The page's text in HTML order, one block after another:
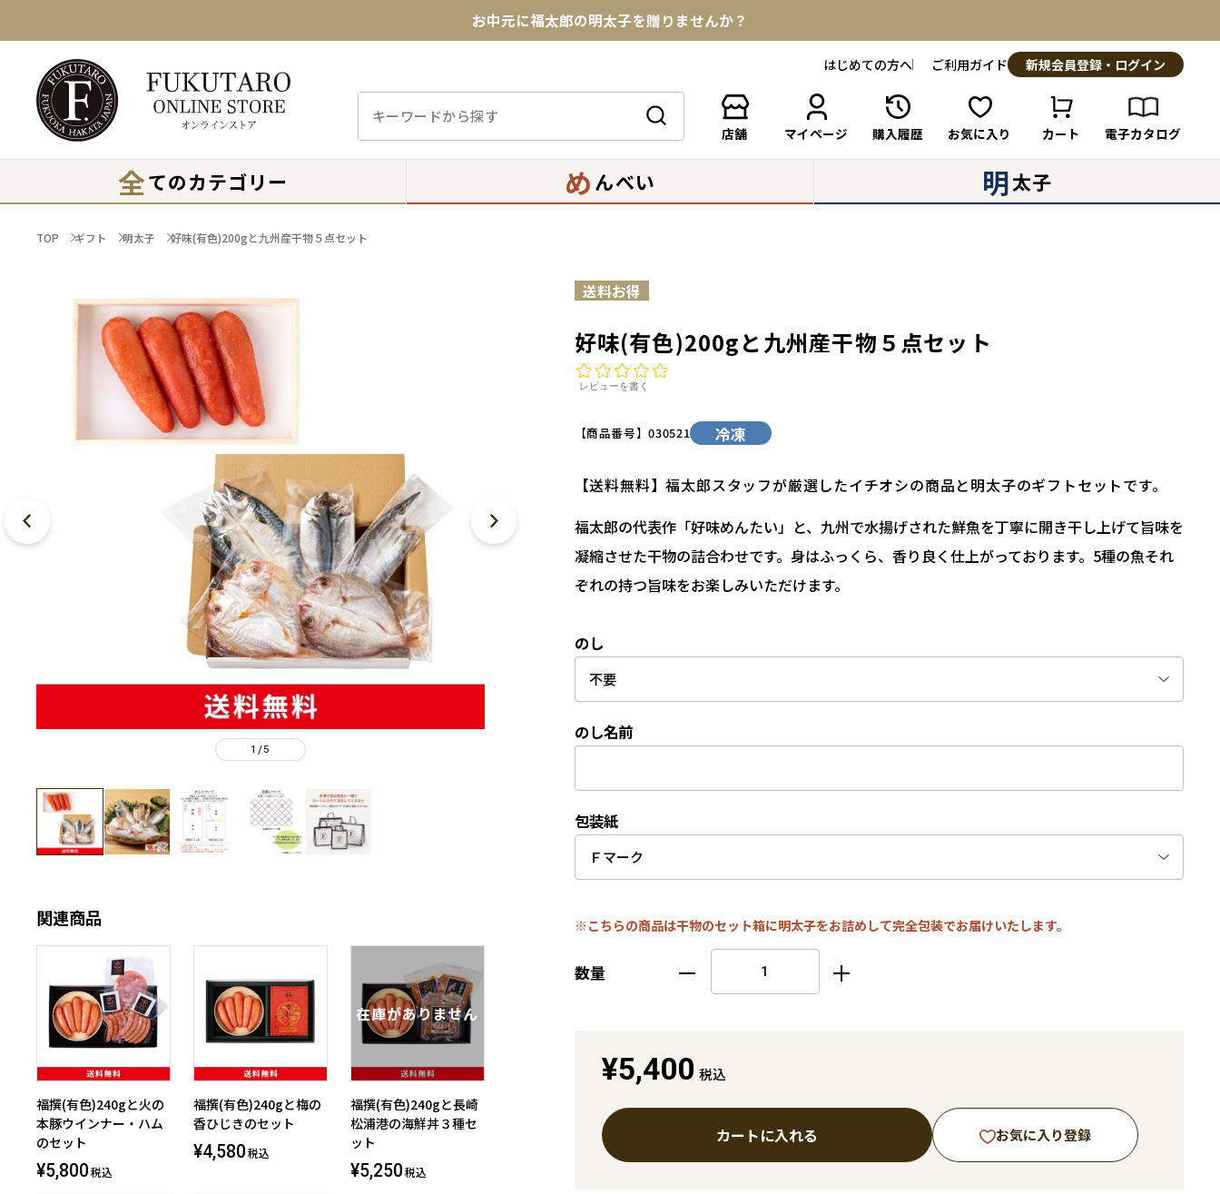
お中元に福太郎の明太子を贈りませんか？
【色々な味を試したい方へ】ポストイン！めんべい
送料全国一律770円！10,800円以上で送料無料
はじめての方へ ご利用ガイド 新規会員登録・ログイン
店舗 マイページ 購入履歴 お気に入り カート 電子カタログ
全てのカテゴリー め んべい 明太子
TOP ギフト 明太子 好味(有色)200gと九州産干物５点セット
1 /5
関連商品
福撰(有色)240gと火の
本豚ウインナー・ハム
のセット
¥5,800 税込
福撰(有色)240gと梅の
香ひじきのセット
¥4,580 税込
福撰(有色)240gと長崎
松浦港の海鮮丼３種セ
ット
¥5,250 税込
好味(有色)200gと九州産干物５点セット
レビューを書く
【商品番号】030521 冷凍
【送料無料】福太郎スタッフが厳選したイチオシの商品と明太子のギフトセットです。
福太郎の代表作「好味めんたい」と、九州で水揚げされた鮮魚を丁寧に開き干し上げて旨味を
凝縮させた干物の詰合わせです。身はふっくら、香り良く仕上がっております。5種の魚それ
ぞれの持つ旨味をお楽しみいただけます。
のし
のし名前
包装紙
※こちらの商品は干物のセット箱に明太子をお詰めして完全包装でお届けいたします。
数量
¥5,400 税込
カートに入れる お気に入り登録